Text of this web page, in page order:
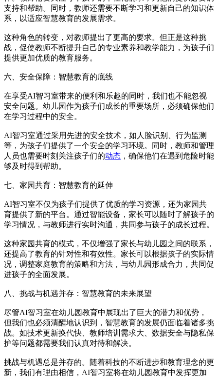
支持和帮助。同时，教师还需要不断学习和更新自己的知识体
系，以适应智慧教育的发展需求。
这种角色的转变，对教师提出了更高的要求。但正是这种挑
战，促使教师不断提升自己的专业素养和教学能力，为孩子们
提供更加优质的教育服务。
六、安全保障：智慧教育的底线
在享受AI智习室带来的便利和乐趣的同时，我们也不能忽视
安全问题。幼儿园作为孩子们成长的重要场所，必须确保他们
在学习过程中的安全。
AI智习室通过采用先进的安全技术，如人脸识别、行为监测
等，为孩子们提供了一个安全的学习环境。同时，教师和管理
人员也需要时刻关注孩子们的动态 ，确保他们在遇到危险时能
够及时得到帮助。
七、家园共育：智慧教育的延伸
AI智习室不仅为孩子们提供了优质的学习资源，还为家园共
育提供了新的平台。通过智能设备，家长可以随时了解孩子的
学习情况，与教师进行实时沟通，共同参与孩子的成长过程。
这种家园共育的模式，不仅增强了家长与幼儿园之间的联系，
还提高了教育的针对性和有效性。家长可以根据孩子的实际情
况，调整家庭教育的策略和方法，与幼儿园形成合力，共同促
进孩子的全面发展。
八、挑战与机遇并存：智慧教育的未来展望
尽管AI智习室在幼儿园教育中展现出了巨大的潜力和优势，
但我们也必须清醒地认识到，智慧教育的发展仍面临着诸多挑
战。如技术更新换代快、教师培训需求大、数据安全与隐私保
护等问题都需要我们认真对待和解决。
挑战与机遇总是并存的。随着科技的不断进步和教育理念的更
新，我们有理由相信，AI智习室将在幼儿园教育中发挥更加